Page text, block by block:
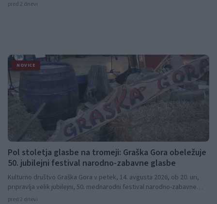
pred 2 dnevi
NOVICE
Pol stoletja glasbe na tromeji: Graška Gora obeležuje
50. jubilejni festival narodno-zabavne glasbe
Kulturno društvo Graška Gora v petek, 14. avgusta 2026, ob 20. uri,
pripravlja velik jubilejni, 50. mednarodni festival narodno-zabavne
glasbe »Graška Gora poje in igra«.
pred 2 dnevi